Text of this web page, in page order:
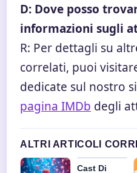
D: Dove posso
informazioni sugli
R: Per dettagli su
correlati, puoi
dedicate sul nostro
pagina IMDb degli
ALTRI ARTICOLI
Cast Di